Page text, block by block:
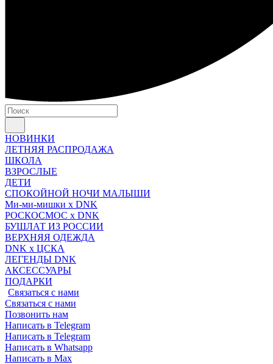
НОВИНКИ
ЛЕТНЯЯ РАСПРОДАЖА
ШКОЛА
ВЗРОСЛЫЕ
ДЕТИ
СПОКОЙНОЙ НОЧИ МАЛЫШИ
Ми-ми-мишки x DNK
РОСКОСМОС x DNK
БУШЛАТ ИЗ РОССИИ
ВЕРХНЯЯ ОДЕЖДА
DNK x ЦСКА
ЛЕГЕНДЫ DNK
АКСЕССУАРЫ
ПОДАРКИ
Связаться с нами
Связаться с нами
Позвонить нам
Написать в Telegram
Написать в Telegram
Написать в Whatsapp
Написать в Max